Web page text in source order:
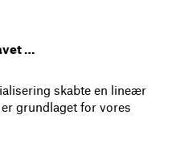
…
skabte en lineær
grundlaget for vores